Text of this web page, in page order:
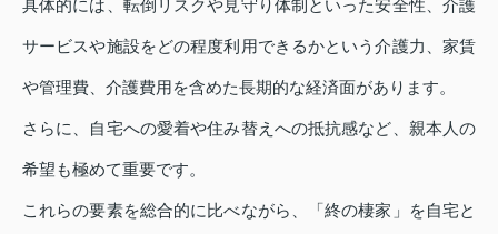
具体的には、転倒リスクや見守り体制といった安全性、介護
サービスや施設をどの程度利用できるかという介護力、家賃
や管理費、介護費用を含めた長期的な経済面があります。
さらに、自宅への愛着や住み替えへの抵抗感など、親本人の
希望も極めて重要です。
これらの要素を総合的に比べながら、「終の棲家」を自宅と